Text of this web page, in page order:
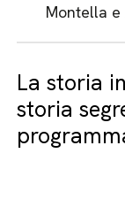
Montella e
La storia
storia